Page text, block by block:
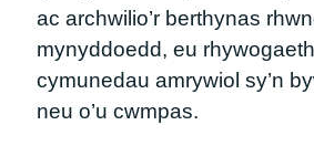
ac archwilio’r berthynas
mynyddoedd, eu
cymunedau amrywiol sy’n
neu o’u cwmpas.